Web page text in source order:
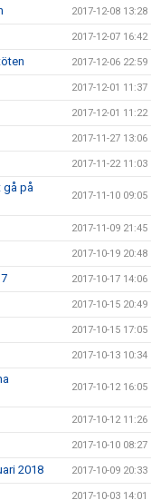
2017-12-08 13:28
2017-12-07 16:42
2017-12-06 22:59
2017-12-01 11:37
2017-12-01 11:22
2017-11-27 13:06
2017-11-22 11:03
gå på
2017-11-10 09:05
2017-11-09 21:45
2017-10-19 20:48
2017-10-17 14:06
2017-10-15 20:49
2017-10-15 17:05
2017-10-13 10:34
2017-10-12 16:05
2017-10-12 11:26
2017-10-10 08:27
2018 2017-10-09 20:33
2017-10-03 14:01